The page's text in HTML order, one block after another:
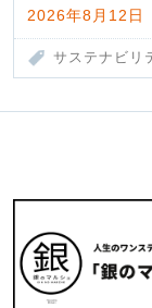
2026年8月12日
サステナビリ